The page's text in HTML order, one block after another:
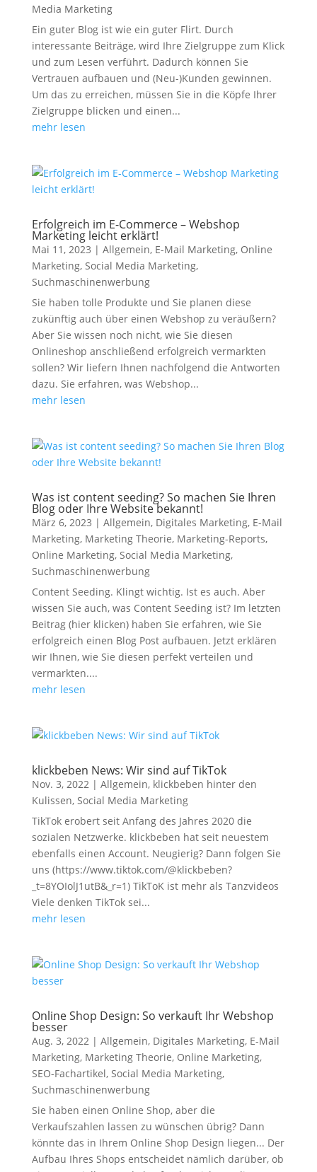
Media Marketing
Ein guter Blog ist wie ein guter Flirt. Durch
interessante Beiträge, wird Ihre Zielgruppe zum Klick
und zum Lesen verführt. Dadurch können Sie
Vertrauen aufbauen und (Neu-)Kunden gewinnen.
Um das zu erreichen, müssen Sie in die Köpfe Ihrer
Zielgruppe blicken und einen...
mehr lesen
Erfolgreich im E-Commerce – Webshop
Marketing leicht erklärt!
Mai 11, 2023 | Allgemein, E-Mail Marketing, Online
Marketing, Social Media Marketing,
Suchmaschinenwerbung
Sie haben tolle Produkte und Sie planen diese
zukünftig auch über einen Webshop zu veräußern?
Aber Sie wissen noch nicht, wie Sie diesen
Onlineshop anschließend erfolgreich vermarkten
sollen? Wir liefern Ihnen nachfolgend die Antworten
dazu. Sie erfahren, was Webshop...
mehr lesen
Was ist content seeding? So machen Sie Ihren
Blog oder Ihre Website bekannt!
März 6, 2023 | Allgemein, Digitales Marketing, E-Mail
Marketing, Marketing Theorie, Marketing-Reports,
Online Marketing, Social Media Marketing,
Suchmaschinenwerbung
Content Seeding. Klingt wichtig. Ist es auch. Aber
wissen Sie auch, was Content Seeding ist? Im letzten
Beitrag (hier klicken) haben Sie erfahren, wie Sie
erfolgreich einen Blog Post aufbauen. Jetzt erklären
wir Ihnen, wie Sie diesen perfekt verteilen und
vermarkten....
mehr lesen
klickbeben News: Wir sind auf TikTok
Nov. 3, 2022| Allgemein, klickbeben hinter den
Kulissen, Social Media Marketing
TikTok erobert seit Anfang des Jahres 2020 die
sozialen Netzwerke. klickbeben hat seit neuestem
ebenfalls einen Account. Neugierig? Dann folgen Sie
uns (https://www.tiktok.com/@klickbeben?
_t=8YOIolJ1utB&_r=1) TikToK ist mehr als Tanzvideos
Viele denken TikTok sei...
mehr lesen
Online Shop Design: So verkauft Ihr Webshop
besser
Aug. 3, 2022| Allgemein, Digitales Marketing, E-Mail
Marketing, Marketing Theorie, Online Marketing,
SEO-Fachartikel, Social Media Marketing,
Suchmaschinenwerbung
Sie haben einen Online Shop, aber die
Verkaufszahlen lassen zu wünschen übrig? Dann
könnte das in Ihrem Online Shop Design liegen... Der
Aufbau Ihres Shops entscheidet nämlich darüber, ob